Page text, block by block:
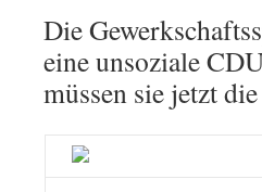
Die
eine unsoziale
müssen sie jetzt